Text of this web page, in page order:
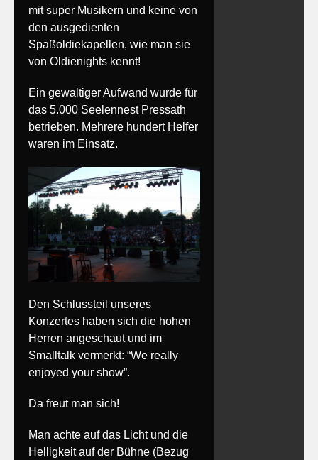
mit super Musikern und keine von
den ausgedienten
Spaßoldiekapellen, wie man sie
von Oldienights kennt!
Ein gewaltiger Aufwand wurde für
das 5.000 Seelennest Pressath
betrieben. Mehrere hundert Helfer
waren im Einsatz.
Den Schlussteil unseres
Konzertes haben sich die hohen
Herren angeschaut und im
Smalltalk vermerkt: “We really
enjoyed your show”.
Da freut man sich!
Man achte auf das Licht und die
Helligkeit auf der Bühne (Bezug